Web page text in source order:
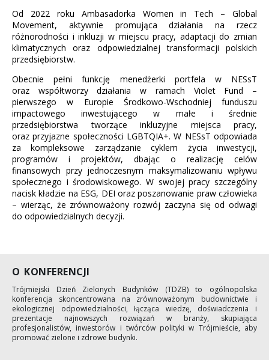
Od 2022 roku Ambasadorka Women in Tech – Global
Movement, aktywnie promująca działania na rzecz
różnorodności i inkluzji w miejscu pracy, adaptacji do zmian
klimatycznych oraz odpowiedzialnej transformacji polskich
przedsiębiorstw.
Obecnie pełni funkcję menedżerki portfela w NESsT
oraz współtworzy działania w ramach Violet Fund –
pierwszego w Europie Środkowo-Wschodniej funduszu
impactowego inwestującego w małe i średnie
przedsiębiorstwa tworzące inkluzyjne miejsca pracy,
oraz przyjazne społeczności LGBTQIA+. W NESsT odpowiada
za kompleksowe zarządzanie cyklem życia inwestycji,
programów i projektów, dbając o realizację celów
finansowych przy jednoczesnym maksymalizowaniu wpływu
społecznego i środowiskowego. W swojej pracy szczególny
nacisk kładzie na ESG, DEI oraz poszanowanie praw człowieka
– wierząc, że zrównoważony rozwój zaczyna się od odwagi
do odpowiedzialnych decyzji.
O KONFERENCJI
Trójmiejski Dzień Zielonych Budynków (TDZB) to ogólnopolska
konferencja skoncentrowana na zrównoważonym budownictwie i
ekologicznej odpowiedzialności, łącząca wiedzę, doświadczenia i
prezentacje najnowszych rozwiązań w branży, skupiająca
profesjonalistów, inwestorów i twórców polityki w Trójmieście, aby
promować zielone i zdrowe budynki.